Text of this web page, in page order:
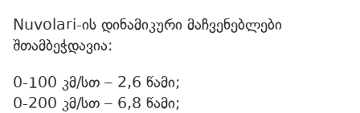
Nuvolari-ის დინამიკური მაჩვენებლები
შთამბეჭდავია:
0-100 კმ/სთ – 2,6 წამი;
0-200 კმ/სთ – 6,8 წამი;